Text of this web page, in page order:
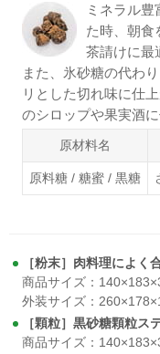
ミネラル
た時、朝食
茶請けに最
また、氷砂糖の代わ
リとした切れ味に仕
のシロップや果実酒に
原材料名
原料糖 / 糖蜜 / 黒糖
［粉末］肉料理によく
商品サイズ：
外装サイズ：
［顆粒］黒砂糖顆粒ス
商品サイズ：